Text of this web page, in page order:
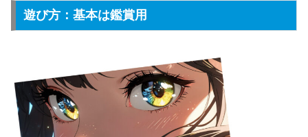
遊び方：基本は鑑賞用